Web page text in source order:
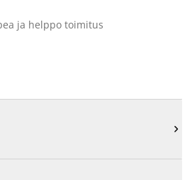
ja helppo toimitus
